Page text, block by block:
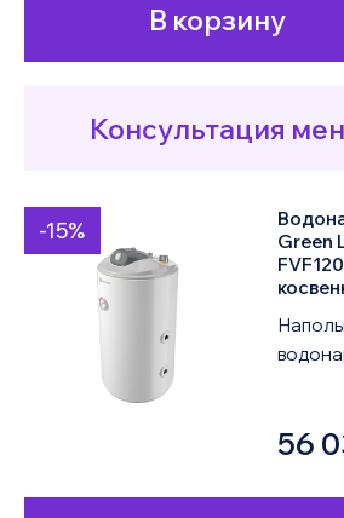
В корзину
Консультация
-15%
Green
56